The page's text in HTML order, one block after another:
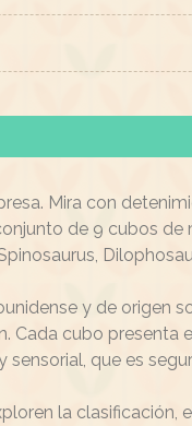
Mira con
de 9 cubos de
y de origen
Cada cubo presenta
que es
la clasificación,